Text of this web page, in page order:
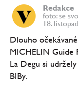
Redakce
foto: se
18.
Dlouho
MICHELIN Guide
La Degu si
BIBy.